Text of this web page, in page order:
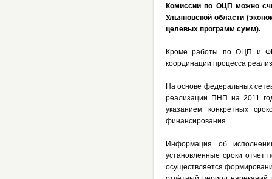
Комиссии по ОЦП можно
Ульяновской области
целевых программ сумм).
Кроме работы по ОЦП и
координации процесса
На основе федеральных
реализации ПНП на 2011
указанием конкретных
финансирования.
Информация об
установленные сроки отчет
осуществляется